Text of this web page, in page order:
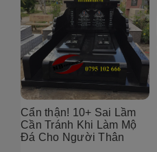
Cẩn thận! 10+ Sai Lầm
Cần Tránh Khi Làm Mộ
Đá Cho Người Thân